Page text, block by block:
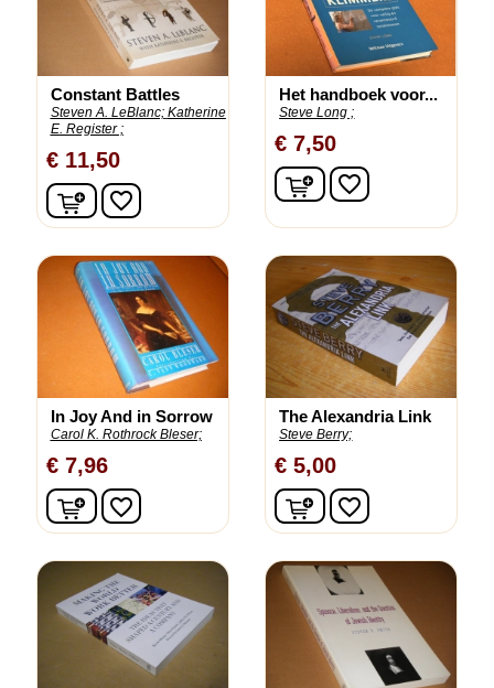
Constant Battles
Steven A. LeBlanc; Katherine
E. Register ;
€ 11,50
In winkelwagen
favorite_border
Het handboek voor...
Steve Long ;
€ 7,50
In winkelwagen
favorite_border
In Joy And in Sorrow
Carol K. Rothrock Bleser;
€ 7,96
In winkelwagen
favorite_border
The Alexandria Link
Steve Berry;
€ 5,00
In winkelwagen
favorite_border